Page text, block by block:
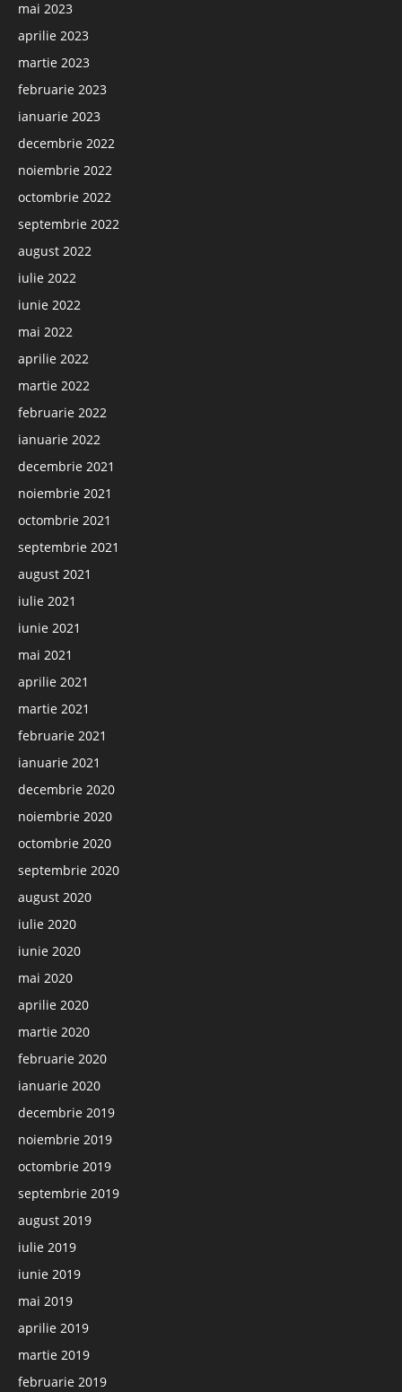
mai 2023
aprilie 2023
martie 2023
februarie 2023
ianuarie 2023
decembrie 2022
noiembrie 2022
octombrie 2022
septembrie 2022
august 2022
iulie 2022
iunie 2022
mai 2022
aprilie 2022
martie 2022
februarie 2022
ianuarie 2022
decembrie 2021
noiembrie 2021
octombrie 2021
septembrie 2021
august 2021
iulie 2021
iunie 2021
mai 2021
aprilie 2021
martie 2021
februarie 2021
ianuarie 2021
decembrie 2020
noiembrie 2020
octombrie 2020
septembrie 2020
august 2020
iulie 2020
iunie 2020
mai 2020
aprilie 2020
martie 2020
februarie 2020
ianuarie 2020
decembrie 2019
noiembrie 2019
octombrie 2019
septembrie 2019
august 2019
iulie 2019
iunie 2019
mai 2019
aprilie 2019
martie 2019
februarie 2019